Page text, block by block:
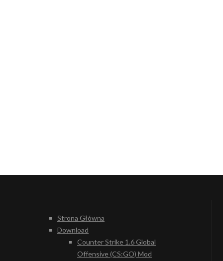
Strona Główna
Download
Counter Strike 1.6 Global
Offensive (CS:GO) Mod